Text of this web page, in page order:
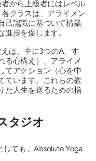
から上級者にはレベル
クラスは、アライメン
己認識に基づいて構築
歩を促します。
は、主に3つのA、す
る心構え）、アライメ
てアクション（心を中
ています。これらの教
た人生を送るための指
タジオ
ても、Absolute Yoga